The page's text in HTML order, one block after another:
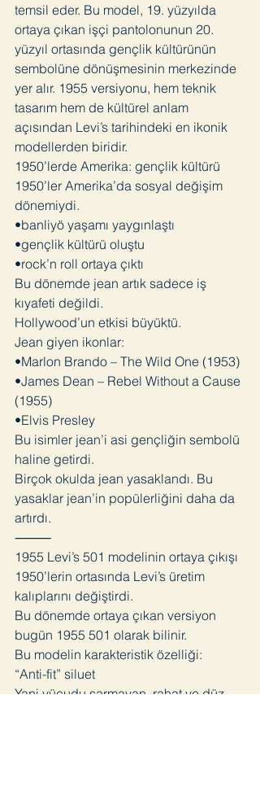
temsil eder. Bu model, 19. yüzyılda
ortaya çıkan işçi pantolonunun 20.
yüzyıl ortasında gençlik kültürünün
sembolüne dönüşmesinin merkezinde
yer alır. 1955 versiyonu, hem teknik
tasarım hem de kültürel anlam
açısından Levi’s tarihindeki en ikonik
modellerden biridir.
1950’lerde Amerika: gençlik kültürü
1950’ler Amerika’da sosyal değişim
dönemiydi.
•banliyö yaşamı yaygınlaştı
•gençlik kültürü oluştu
•rock’n roll ortaya çıktı
Bu dönemde jean artık sadece iş
kıyafeti değildi.
Hollywood’un etkisi büyüktü.
Jean giyen ikonlar:
•Marlon Brando – The Wild One (1953)
•James Dean – Rebel Without a Cause
(1955)
•Elvis Presley
Bu isimler jean’i asi gençliğin sembolü
haline getirdi.
Birçok okulda jean yasaklandı. Bu
yasaklar jean’in popülerliğini daha da
artırdı.
⸻
1955 Levi’s 501 modelinin ortaya çıkışı
1950’lerin ortasında Levi’s üretim
kalıplarını değiştirdi.
Bu dönemde ortaya çıkan versiyon
bugün 1955 501 olarak bilinir.
Bu modelin karakteristik özelliği:
“Anti-fit” siluet
Yani vücudu sarmayan, rahat ve düz